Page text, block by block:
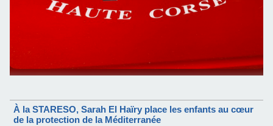
À la STARESO, Sarah El Haïry place les enfants au cœur
de la protection de la Méditerranée